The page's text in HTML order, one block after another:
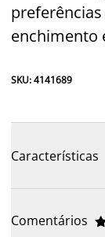
enchimento
SKU: 4141689
Características
Comentários